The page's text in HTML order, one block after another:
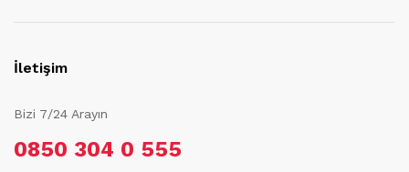
İletişim
Bizi 7/24 Arayın
0850 304 0 555